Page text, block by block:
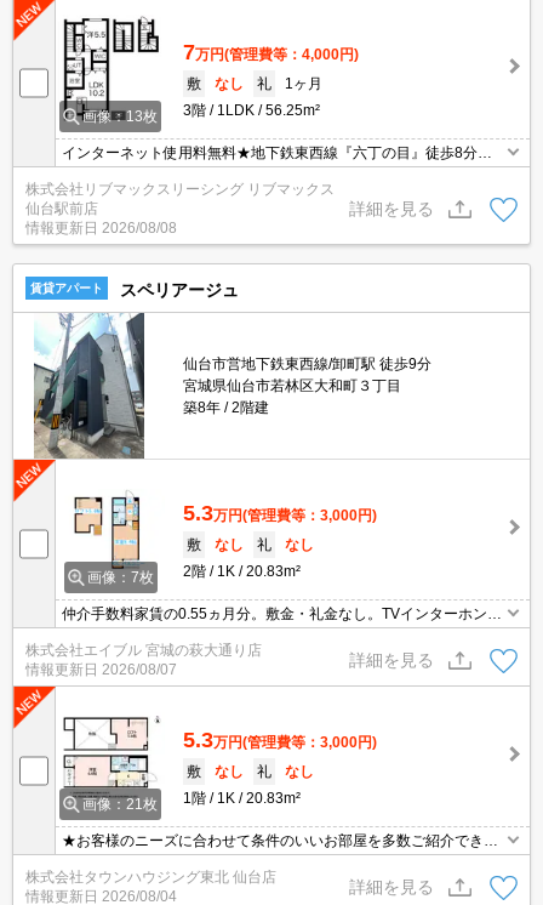
画像：13枚
7万円(管理費等：4,000円)
敷
なし 礼
1ヶ月
3階
1LDK 56.25m²
インターネット使用料無料★地下鉄東西線『六丁の目』徒歩8分、
最上階・南向きの1LDKです。ウォークインクローゼット、トラン
クルームがあるので荷物の多い方も安心！駐車場・駐輪場もありま
す♪
株式会社リブマックスリーシング リブマックス
仙台駅前店
情報更新日 2026/08/08
詳細を見る
賃貸アパート スペリアージュ
仙台市営地下鉄東西線/卸町駅 徒歩9分
宮城県仙台市若林区大和町３丁目
築8年
2階建
画像：7枚
5.3万円(管理費等：3,000円)
敷
なし 礼
なし
2階
1K 20.83m²
仲介手数料家賃の0.55ヵ月分。敷金・礼金なし。TVインターホン付
き。ガスコンロ付き。システムキッチン。バス・トイレ別。エアコ
ン1基付き。室内に洗濯機置場あり。追焚給湯。シューズボックス
付き。
株式会社エイブル 宮城の萩大通り店
情報更新日 2026/08/07
詳細を見る
画像：21枚
5.3万円(管理費等：3,000円)
敷
なし 礼
なし
1階
1K 20.83m²
★お客様のニーズに合わせて条件のいいお部屋を多数ご紹介できま
す★賃貸物件のお部屋探しはタウンハウジングへ
株式会社タウンハウジング東北 仙台店
情報更新日 2026/08/04
詳細を見る